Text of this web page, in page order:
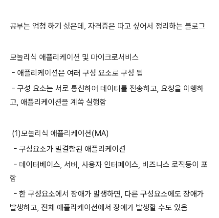
공부는 엄청 하기 싫은데, 자격증은 따고 싶어서 정리하는 블로그
모놀리식 애플리케이션 및 마이크로서비스
- 애플리케이션은 여러 구성 요소로 구성 됨
- 구성 요소는 서로 통신하여 데이터를 전송하고, 요청을 이행하
고, 애플리케이션을 계쏙 실행함
(1)모놀리식 애플리케이션(MA)
- 구성요소가 밀결합된 애플리케이션
- 데이터베이스, 서버, 사용자 인터페이스, 비즈니스 로직등이 포
함
- 한 구성요소에서 장애가 발생하면, 다른 구성요소에도 장애가
발생하고, 전체 애플리케이션에서 장애가 발생할 수도 있음